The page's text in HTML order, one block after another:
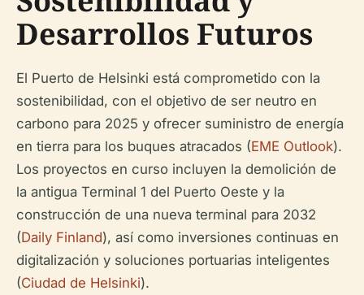
Desarrollos Futuros
El Puerto de Helsinki está comprometido con la
sostenibilidad, con el objetivo de ser neutro en
carbono para 2025 y ofrecer suministro de energía
en tierra para los buques atracados (EME Outlook).
Los proyectos en curso incluyen la demolición de
la antigua Terminal 1 del Puerto Oeste y la
construcción de una nueva terminal para 2032
(Daily Finland), así como inversiones continuas en
digitalización y soluciones portuarias inteligentes
(Ciudad de Helsinki).